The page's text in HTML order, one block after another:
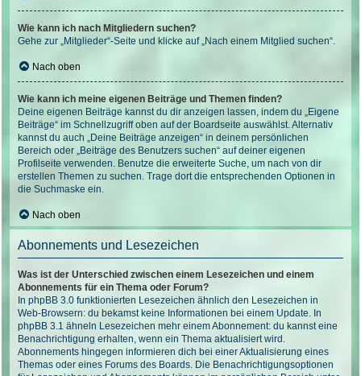
Wie kann ich nach Mitgliedern suchen?
Gehe zur „Mitglieder“-Seite und klicke auf „Nach einem Mitglied suchen“.
Nach oben
Wie kann ich meine eigenen Beiträge und Themen finden?
Deine eigenen Beiträge kannst du dir anzeigen lassen, indem du „Eigene
Beiträge“ im Schnellzugriff oben auf der Boardseite auswählst. Alternativ
kannst du auch „Deine Beiträge anzeigen“ in deinem persönlichen
Bereich oder „Beiträge des Benutzers suchen“ auf deiner eigenen
Profilseite verwenden. Benutze die erweiterte Suche, um nach von dir
erstellen Themen zu suchen. Trage dort die entsprechenden Optionen in
die Suchmaske ein.
Nach oben
Abonnements und Lesezeichen
Was ist der Unterschied zwischen einem Lesezeichen und einem
Abonnements für ein Thema oder Forum?
In phpBB 3.0 funktionierten Lesezeichen ähnlich den Lesezeichen in
Web-Browsern: du bekamst keine Informationen bei einem Update. In
phpBB 3.1 ähneln Lesezeichen mehr einem Abonnement: du kannst eine
Benachrichtigung erhalten, wenn ein Thema aktualisiert wird.
Abonnements hingegen informieren dich bei einer Aktualisierung eines
Themas oder eines Forums des Boards. Die Benachrichtigungsoptionen